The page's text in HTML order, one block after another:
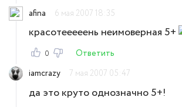
afina
6 мая 2007 18:35
красотееееень неимоверная 5+
0
Ответить
iamcrazy
7 мая 2007 05:47
да это круто однозначно 5+!